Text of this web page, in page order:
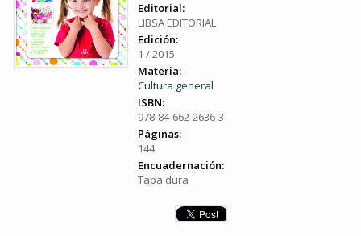
Editorial:
LIBSA EDITORIAL
Edición:
1 / 2015
Materia:
Cultura general
ISBN:
978-84-662-2636-3
Páginas:
144
Encuadernación:
Tapa dura